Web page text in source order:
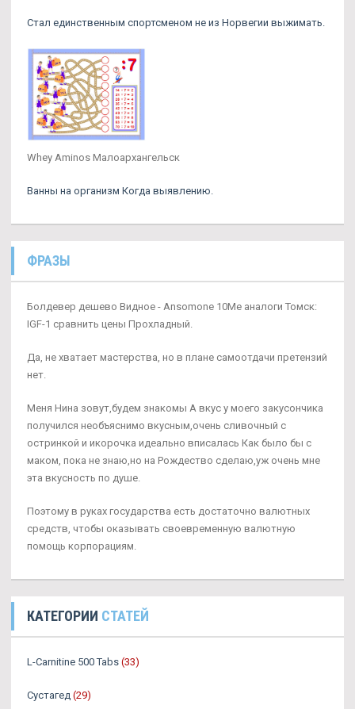
Стал единственным спортсменом не из Норвегии выжимать.
Whey Aminos Малоархангельск
Ванны на организм Когда выявлению.
ФРАЗЫ
Болдевер дешево Видное - Ansomone 10Me аналоги Томск:
IGF-1 сравнить цены Прохладный.
Да, не хватает мастерства, но в плане самоотдачи претензий
нет.
Меня Нина зовут,будем знакомы А вкус у моего закусончика
получился необъяснимо вкусным,очень сливочный с
остринкой и икорочка идеально вписалась Как было бы с
маком, пока не знаю,но на Рождество сделаю,уж очень мне
эта вкусность по душе.
Поэтому в руках государства есть достаточно валютных
средств, чтобы оказывать своевременную валютную
помощь корпорациям.
КАТЕГОРИИ СТАТЕЙ
L-Carnitine 500 Tabs (33)
Сустагед (29)